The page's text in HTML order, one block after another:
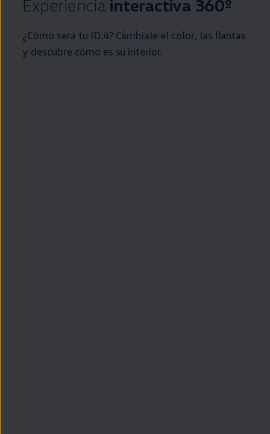
Experiencia interactiva 360º
¿Cómo será tu ID.4? Cámbiale el color, las llantas
y descubre cómo es su interior.